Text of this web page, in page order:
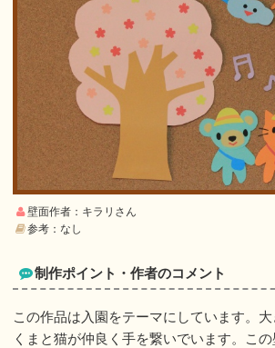
壁面作者：キラリさん
参考：なし
制作ポイント・作者のコメント
この作品は入園をテーマにしています。
くまと猫が仲良く手を繋いでいます。こ